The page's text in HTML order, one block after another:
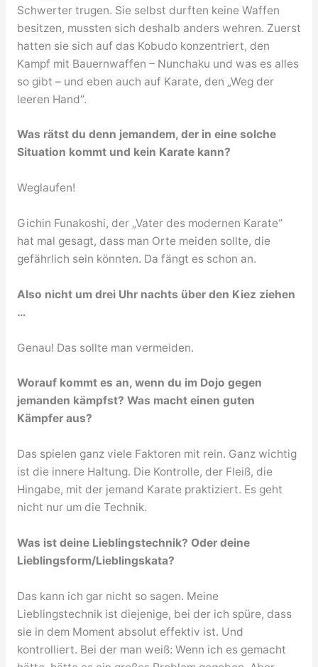
Schwerter trugen. Sie selbst durften keine Waffen
besitzen, mussten sich deshalb anders wehren. Zuerst
hatten sie sich auf das Kobudo konzentriert, den
Kampf mit Bauernwaffen – Nunchaku und was es alles
so gibt – und eben auch auf Karate, den „Weg der
leeren Hand“.
Was rätst du denn jemandem, der in eine solche
Situation kommt und kein Karate kann?
Weglaufen!
Gichin Funakoshi, der „Vater des modernen Karate“
hat mal gesagt, dass man Orte meiden sollte, die
gefährlich sein könnten. Da fängt es schon an.
Also nicht um drei Uhr nachts über den Kiez ziehen
…
Genau! Das sollte man vermeiden.
Worauf kommt es an, wenn du im Dojo gegen
jemanden kämpfst? Was macht einen guten
Kämpfer aus?
Das spielen ganz viele Faktoren mit rein. Ganz wichtig
ist die innere Haltung. Die Kontrolle, der Fleiß, die
Hingabe, mit der jemand Karate praktiziert. Es geht
nicht nur um die Technik.
Was ist deine Lieblingstechnik? Oder deine
Lieblingsform/Lieblingskata?
Das kann ich gar nicht so sagen. Meine
Lieblingstechnik ist diejenige, bei der ich spüre, dass
sie in dem Moment absolut effektiv ist. Und
kontrolliert. Bei der man weiß: Wenn ich es gemacht